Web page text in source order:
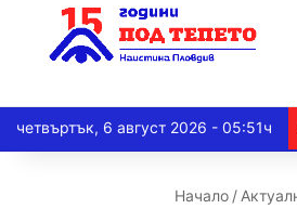
четвъртък, 6 август 2026 - 05:51ч
Начало /